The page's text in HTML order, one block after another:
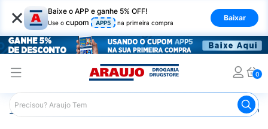
× Baixe o APP e ganhe 5% OFF!
Use o cupom APP5 na primeira compra
Baixar
0
Araujo Higiene Pessoal Desodorante